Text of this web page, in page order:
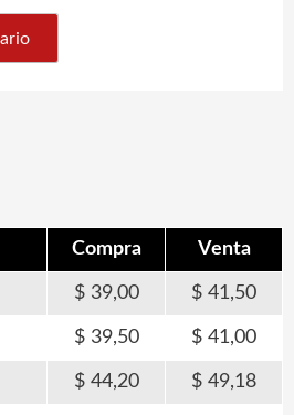
Compra Venta
39,00 41,50
39,50 41,00
44,20 49,18